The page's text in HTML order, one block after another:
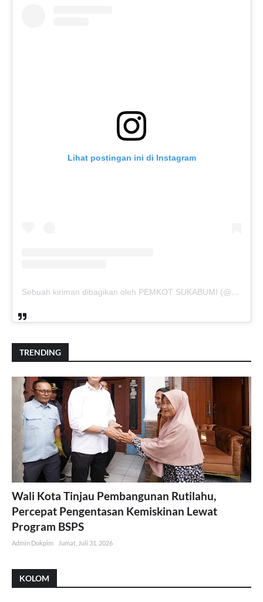
Lihat postingan ini di Instagram
Sebuah kiriman dibagikan oleh PEMKOT SUKABUMI (@pemkotsukabumi_)
TRENDING
Wali Kota Tinjau Pembangunan Rutilahu,
Percepat Pengentasan Kemiskinan Lewat
Program BSPS
Admin Dokpim Jumat, Juli 31, 2026
KOLOM